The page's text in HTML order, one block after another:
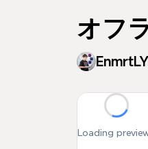
オフ
Loading